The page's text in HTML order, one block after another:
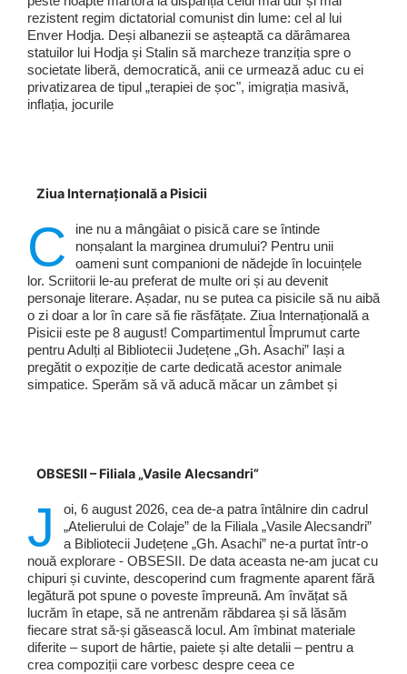
rezistent regim dictatorial comunist din lume: cel al lui
Enver Hodja. Deși albanezii se așteaptă ca dărâmarea
statuilor lui Hodja și Stalin să marcheze tranziția spre o
societate liberă, democratică, anii ce urmează aduc cu ei
privatizarea de tipul „terapiei de șoc", imigrația masivă,
inflația, jocurile
Ziua Internațională a Pisicii
C
ine nu a mângâiat o pisică care se întinde
nonșalant la marginea drumului? Pentru unii
oameni sunt companioni de nădejde în locuințele
lor. Scriitorii le-au preferat de multe ori și au devenit
personaje literare. Așadar, nu se putea ca pisicile să nu aibă
o zi doar a lor în care să fie răsfățate. Ziua Internațională a
Pisicii este pe 8 august! Compartimentul Împrumut carte
pentru Adulți al Bibliotecii Județene „Gh. Asachi” Iași a
pregătit o expoziție de carte dedicată acestor animale
simpatice. Sperăm să vă aducă măcar un zâmbet și
OBSESII – Filiala „Vasile Alecsandri”
J
oi, 6 august 2026, cea de-a patra întâlnire din cadrul
„Atelierului de Colaje” de la Filiala „Vasile Alecsandri”
a Bibliotecii Județene „Gh. Asachi” ne-a purtat într-o
nouă explorare - OBSESII. De data aceasta ne-am jucat cu
chipuri și cuvinte, descoperind cum fragmente aparent fără
legătură pot spune o poveste împreună. Am învățat să
lucrăm în etape, să ne antrenăm răbdarea și să lăsăm
fiecare strat să-și găsească locul. Am îmbinat materiale
diferite – suport de hârtie, paiete și alte detalii – pentru a
crea compoziții care vorbesc despre ceea ce